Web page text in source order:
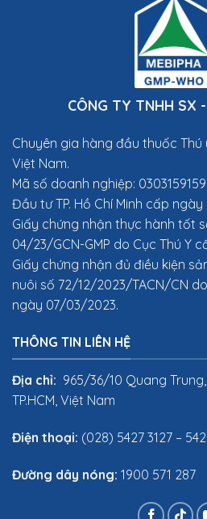
CÔNG TY TNHH SX
Chuyên gia hàng đầu thuốc Thú
Việt Nam.
Mã số doanh nghiệp:
Đầu tư TP. Hồ Chí Minh cấp
Giấy chứng nhận thực hành tốt
04/23/GCN-GMP do Cục Thú Y
Giấy chứng nhận đủ điều kiện
nuôi số 72/12/2023/TACN/CN
ngày 07/03/2023.
THÔNG TIN LIÊN HỆ
Địa chỉ: 965/36/10 Quang
TP.HCM, Việt Nam
Điện thoại: (028) 5427 3127 –
Đường dây nóng: 1900 571 287